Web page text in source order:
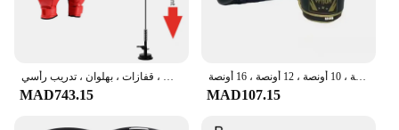
لكمة ملاكمة عمودية قابلة للتعديل ، حقيبة ملاكمة للأطفال ، قفازات ، بهلوان ، تدريب رأسي
MAD743.15
قفازات بو للملاكمة المهنية للأطفال والكبار ، تنفس ، ساندا ، الملاكمة التايلاندية ، القتال ، التايكوندو ، قفازات اللكم ، 6 أونصة ، 8 أونصة ، 10 أونصة ، 12 أونصة ، 16 أونصة
MAD107.15